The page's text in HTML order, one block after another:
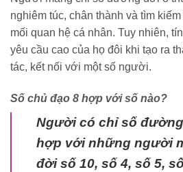
nghiêm túc, chân thành và tìm
mối quan hệ cá nhân. Tuy nhiên,
yêu cầu cao của họ đôi khi tạo ra
tác, kết nối với một số người.
Số chủ đạo 8 hợp với số nào?
Người có chỉ số
hợp với những người
đời số 10, số 4, số 5,